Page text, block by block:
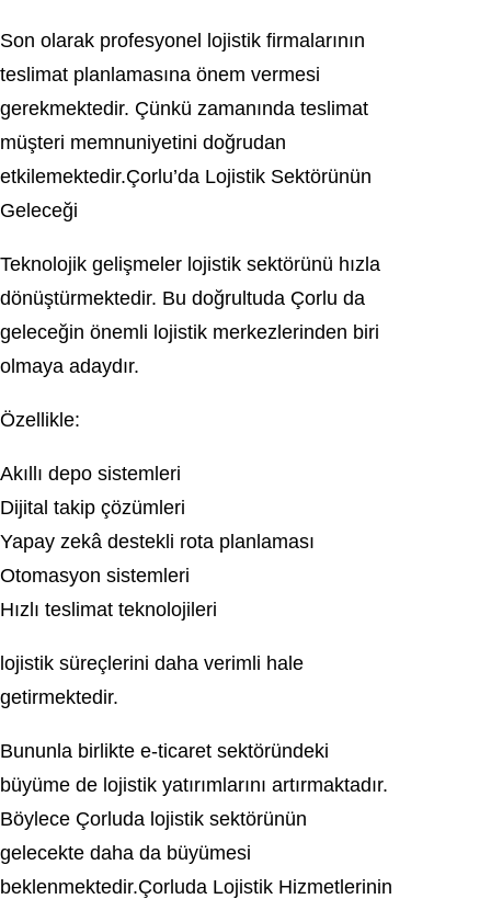
Son olarak profesyonel lojistik firmalarının
teslimat planlamasına önem vermesi
gerekmektedir. Çünkü zamanında teslimat
müşteri memnuniyetini doğrudan
etkilemektedir.Çorlu’da Lojistik Sektörünün
Geleceği
Teknolojik gelişmeler lojistik sektörünü hızla
dönüştürmektedir. Bu doğrultuda Çorlu da
geleceğin önemli lojistik merkezlerinden biri
olmaya adaydır.
Özellikle:
Akıllı depo sistemleri
Dijital takip çözümleri
Yapay zekâ destekli rota planlaması
Otomasyon sistemleri
Hızlı teslimat teknolojileri
lojistik süreçlerini daha verimli hale
getirmektedir.
Bununla birlikte e-ticaret sektöründeki
büyüme de lojistik yatırımlarını artırmaktadır.
Böylece Çorluda lojistik sektörünün
gelecekte daha da büyümesi
beklenmektedir.Çorluda Lojistik Hizmetlerinin